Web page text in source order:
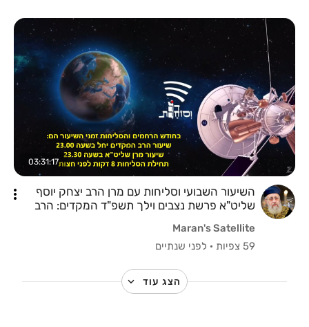
03:31:17
השיעור השבועי וסליחות עם מרן הרב יצחק יוסף
שליט"א פרשת נצבים וילך תשפ"ד המקדים: הרב
Maran's Satellite
59 צפיות
· לפני שנתיים
הצג עוד